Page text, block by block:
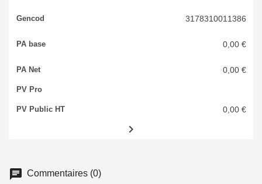
3178310011386
0,00 €
0,00 €
0,00 €

chat Commentaires (0)